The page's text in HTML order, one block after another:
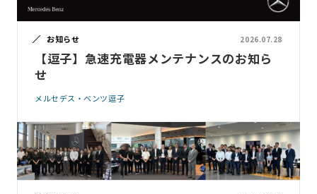
お知らせ 2026.07.28
【逗子】急速充電器メンテナンスのお知ら
せ
メルセデス・ベンツ逗子